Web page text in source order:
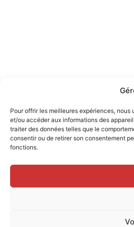
Pour offrir les meilleures expériences,
et/ou accéder aux informations des
traiter des données telles que le
consentir ou de retirer son consentement
fonctions.